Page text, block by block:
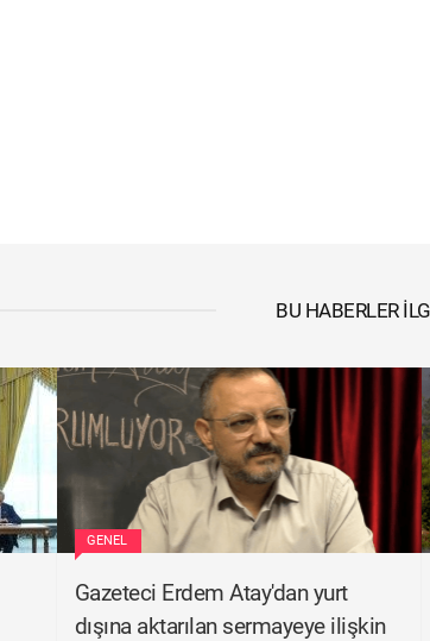
BU HABERLER
GENEL
Gazeteci Erdem Atay'dan yurt
dışına aktarılan sermayeye ilişkin